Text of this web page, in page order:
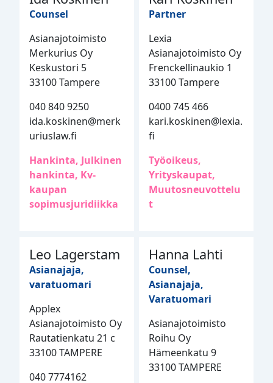
Counsel
Asianajotoimisto
Merkurius Oy
Keskustori 5
33100 Tampere
040 840 9250
ida.koskinen@merk
uriuslaw.fi
Hankinta, Julkinen
hankinta, Kv-
kaupan
sopimusjuridiikka
Partner
Lexia
Asianajotoimisto Oy
Frenckellinaukio 1
33100 Tampere
0400 745 466
kari.koskinen@lexia.
fi
Työoikeus,
Yrityskaupat,
Muutosneuvottelu
t
Leo Lagerstam
Asianajaja,
varatuomari
Applex
Asianajotoimisto Oy
Rautatienkatu 21 c
33100 TAMPERE
040 7774162
Hanna Lahti
Counsel,
Asianajaja,
Varatuomari
Asianajotoimisto
Roihu Oy
Hämeenkatu 9
33100 TAMPERE